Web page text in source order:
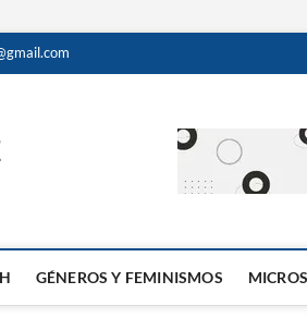
GÉNEROS Y FEMINISMOS MICROS